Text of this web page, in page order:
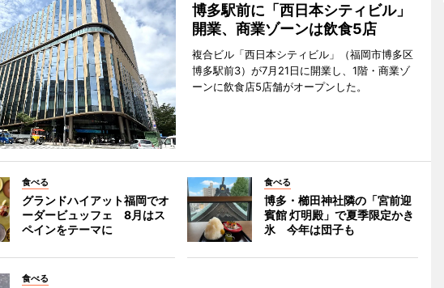
博多駅前に「西日本シティビル」
開業、商業ゾーンは飲食5店
複合ビル「西日本シティビル」（福岡市博多区
博多駅前3）が7月21日に開業し、1階・商業ゾ
ーンに飲食店5店舗がオープンした。
食べる
グランドハイアット福岡でオ
ーダービュッフェ 8月はス
ペインをテーマに
食べる
博多・櫛田神社隣の「宮前迎
賓館 灯明殿」で夏季限定かき
氷 今年は団子も
食べる